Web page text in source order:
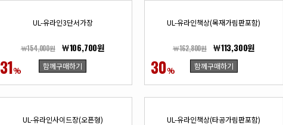
31%
UL-유라인3단서가장
￦154,000원 ￦106,700원
함께구매하기 30%
UL-유라인책상(목재가림판포함)
￦162,800원 ￦113,300원
함께구매하기
UL-유라인사이드장(오픈형) UL-유라인책상(타공가림판포함)